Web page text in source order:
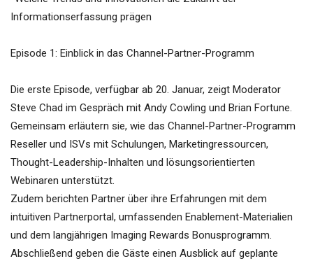
Informationserfassung prägen
Episode 1: Einblick in das Channel-Partner-Programm
Die erste Episode, verfügbar ab 20. Januar, zeigt Moderator
Steve Chad im Gespräch mit Andy Cowling und Brian Fortune.
Gemeinsam erläutern sie, wie das Channel-Partner-Programm
Reseller und ISVs mit Schulungen, Marketingressourcen,
Thought-Leadership-Inhalten und lösungsorientierten
Webinaren unterstützt.
Zudem berichten Partner über ihre Erfahrungen mit dem
intuitiven Partnerportal, umfassenden Enablement-Materialien
und dem langjährigen Imaging Rewards Bonusprogramm.
Abschließend geben die Gäste einen Ausblick auf geplante